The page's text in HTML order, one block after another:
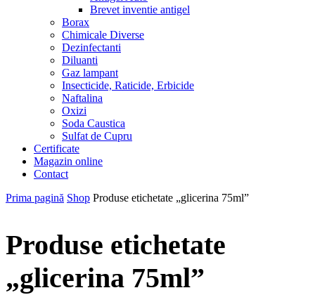
Brevet inventie antigel
Borax
Chimicale Diverse
Dezinfectanti
Diluanti
Gaz lampant
Insecticide, Raticide, Erbicide
Naftalina
Oxizi
Soda Caustica
Sulfat de Cupru
Certificate
Magazin online
Contact
Prima pagină Shop Produse etichetate „glicerina 75ml”
Produse etichetate
„glicerina 75ml”